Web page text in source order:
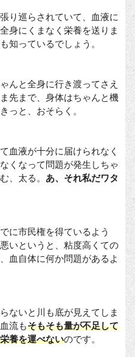
り巡らされていて、血液に
身にくまなく栄養を送りま
知っているでしょう。
んと全身に行き渡ってさえ
先まで、身体はちゃんと機
っと、おそらく。
血液が十分に届けられなく
くなって問題が発生しちゃ
、太る。 あ、それ私だワタ
に市民権を得ているよう
いというと、粘度高くての
血自体に何か問題があるよ
ないと川も底が見えてしま
流もそもそも量が不足して
養を運べないのです。